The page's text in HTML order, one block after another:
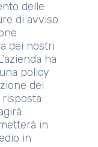
delle
di avviso
dei nostri
ha
policy
dei
in
in